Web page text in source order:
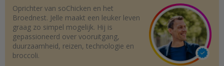
Oprichter van soChicken en het
Broednest. Jelle maakt een leuker leven
graag zo simpel mogelijk. Hij is
gepassioneerd over vooruitgang,
duurzaamheid, reizen, technologie en
broccoli.